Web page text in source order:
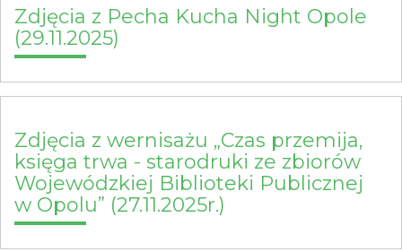
Zdjęcia z Pecha Kucha Night Opole
(29.11.2025)
Zdjęcia z wernisażu „Czas przemija,
księga trwa - starodruki ze zbiorów
Wojewódzkiej Biblioteki Publicznej
w Opolu” (27.11.2025r.)